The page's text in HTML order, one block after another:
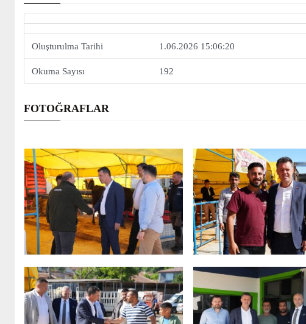
Oluşturulma Tarihi 1.06.2026 15:06:20
Okuma Sayısı 192
FOTOĞRAFLAR